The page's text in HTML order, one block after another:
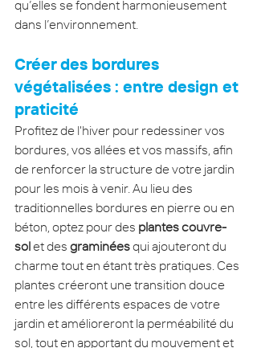
qu’elles se fondent harmonieusement
dans l’environnement.
Créer des bordures
végétalisées : entre design et
praticité
Profitez de l'hiver pour redessiner vos
bordures, vos allées et vos massifs, afin
de renforcer la structure de votre jardin
pour les mois à venir. Au lieu des
traditionnelles bordures en pierre ou en
béton, optez pour des plantes couvre-
sol et des graminées qui ajouteront du
charme tout en étant très pratiques. Ces
plantes créeront une transition douce
entre les différents espaces de votre
jardin et amélioreront la perméabilité du
sol, tout en apportant du mouvement et